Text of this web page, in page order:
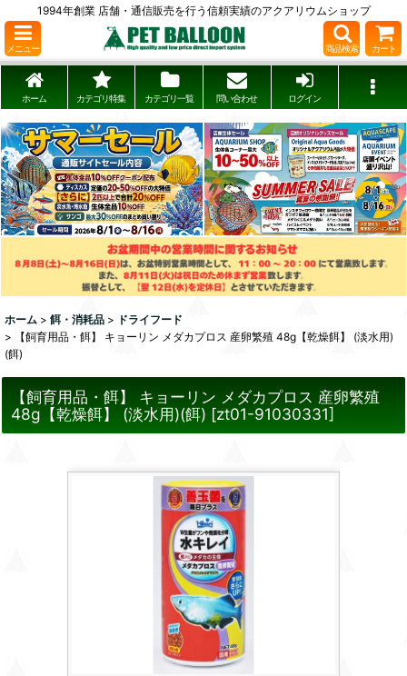
1994年創業 店舗・通信販売を行う信頼実績のアクアリウムショップ
メニュー 商品検索 カート
ホーム カテゴリ特集 カテゴリ一覧 問い合わせ ログイン
ホーム > 餌・消耗品 > ドライフード
>
【飼育用品・餌】 キョーリン メダカプロス 産卵繁殖 48g【乾燥餌】 (淡水用)
(餌)
【飼育用品・餌】 キョーリン メダカプロス 産卵繁殖
48g【乾燥餌】 (淡水用)(餌) [zt01-91030331]